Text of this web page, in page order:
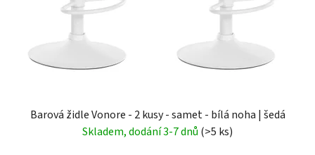
Barová židle Vonore - 2 kusy - samet - bílá noha | šedá
Skladem, dodání 3-7 dnů (>5 ks)